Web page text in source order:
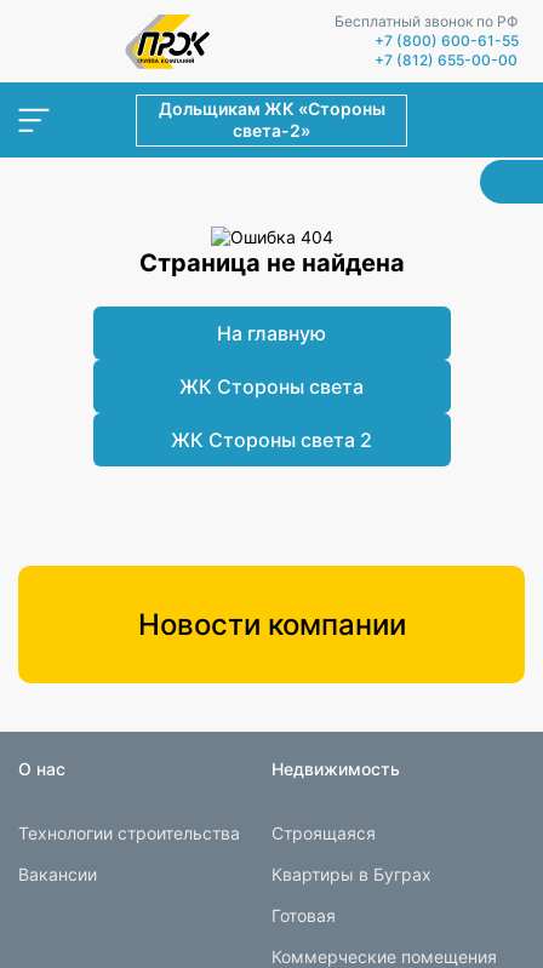
Бесплатный звонок по РФ
+7 (800) 600-61-55
+7 (812) 655-00-00
Дольщикам ЖК «Стороны
света-2»
Страница не найдена
На главную
ЖК Стороны света
ЖК Стороны света 2
Новости компании
О нас
Технологии строительства
Вакансии
Недвижимость
Строящаяся
Квартиры в Буграх
Готовая
Коммерческие помещения